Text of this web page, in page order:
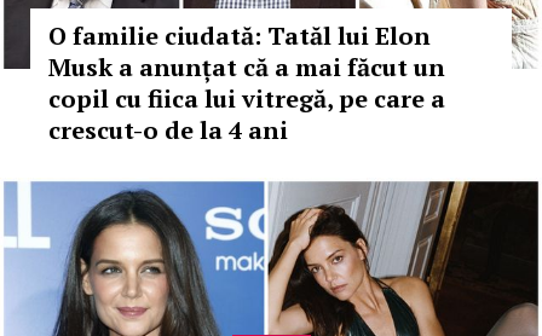
O familie ciudată: Tatăl lui Elon
Musk a anunțat că a mai făcut un
copil cu fiica lui vitregă, pe care a
crescut-o de la 4 ani